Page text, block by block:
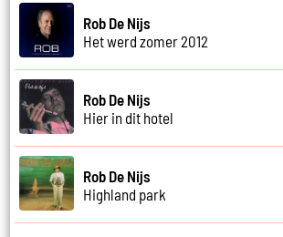
Rob De Nijs
Het werd zomer 2012
Rob De Nijs
Hier in dit hotel
Rob De Nijs
Highland park